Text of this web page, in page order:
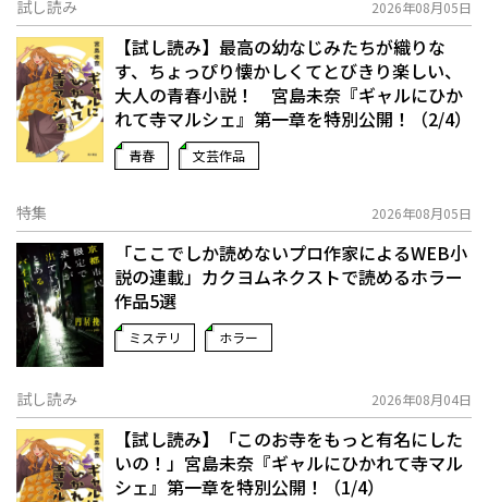
試し読み 2026年08月05日
【試し読み】最高の幼なじみたちが織りな
す、ちょっぴり懐かしくてとびきり楽しい、
大人の青春小説！ 宮島未奈『ギャルにひか
れて寺マルシェ』第一章を特別公開！（2/4）
青春 文芸作品
特集 2026年08月05日
「ここでしか読めないプロ作家によるWEB小
説の連載」――カクヨムネクストで読めるホラー
作品5選
ミステリ ホラー
試し読み 2026年08月04日
【試し読み】「このお寺をもっと有名にした
いの！」宮島未奈『ギャルにひかれて寺マル
シェ』第一章を特別公開！（1/4）